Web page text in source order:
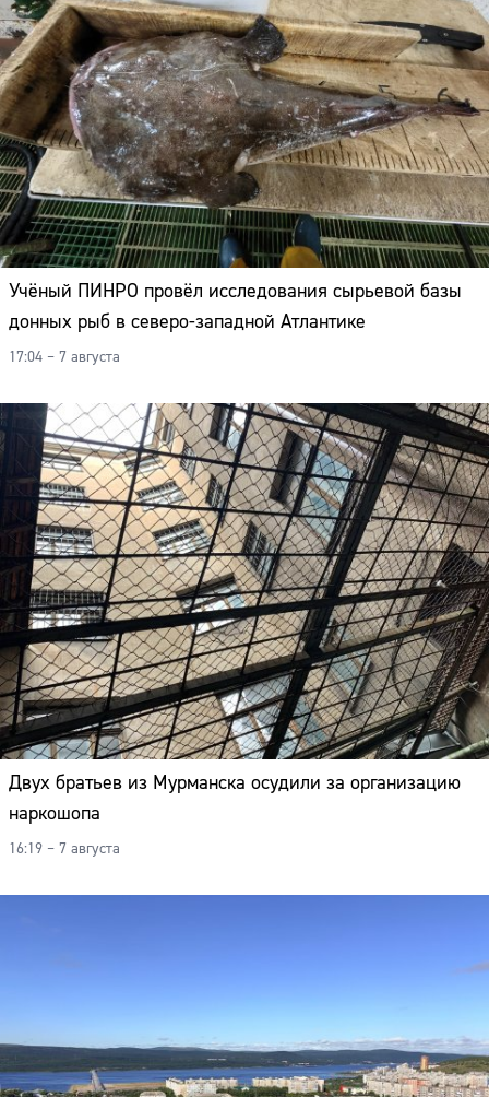
Учёный ПИНРО провёл исследования сырьевой базы
донных рыб в северо-западной Атлантике
17:04 – 7 августа
Двух братьев из Мурманска осудили за организацию
наркошопа
16:19 – 7 августа